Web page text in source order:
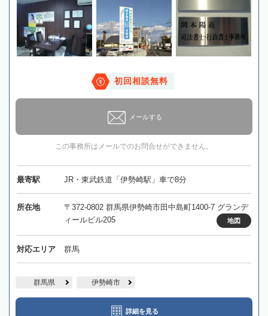
初回相談無料
メールする
この事務所はメールでのお問合せができません。
最寄駅 JR・東武鉄道「伊勢崎駅」車で8分
所在地
〒372-0802 群馬県伊勢崎市田中島町1400-7 グランデ
ィールビル205
地図
対応エリア 群馬
群馬県 伊勢崎市
詳細を見る